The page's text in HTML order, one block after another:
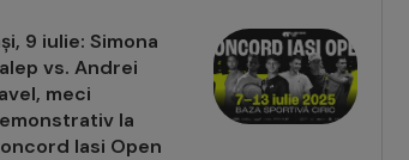
9 iulie: Simona
vs. Andrei
meci
la
Iasi Open